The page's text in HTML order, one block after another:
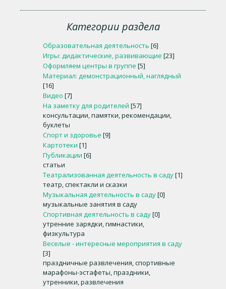
Категории раздела
Образовательная деятельность [6]
Игры: дидактические, развивающие [23]
Оформляем центры в группе [5]
Материал: демонстрационный, наглядный
[16]
Видео [7]
На заметку для родителей [57]
консультации, памятки, рекомендации,
буклеты
Спорт и здоровье [9]
Картотеки [1]
Публикации [6]
статьи
Театрализованная деятельность в саду[1]
театр, спектакли и сказки
Музыкальная деятельность в саду[0]
музыкальные занятия в саду
Спортивная деятельность в саду[0]
утренние зарядки, гимнастики,
физкультура
Веселые - интересные мероприятия в саду
[3]
праздничные развлечения, спортивные
марафоны-эстафеты, праздники,
утренники, развлечения